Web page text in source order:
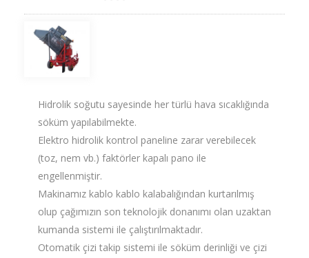
Hidrolik soğutu sayesinde her türlü hava sıcaklığında
söküm yapılabilmekte.
Elektro hidrolik kontrol paneline zarar verebilecek
(toz, nem vb.) faktörler kapalı pano ile
engellenmiştir.
Makinamız kablo kablo kalabalığından kurtarılmış
olup çağımızın son teknolojik donanımı olan uzaktan
kumanda sistemi ile çalıştırılmaktadır.
Otomatik çizi takip sistemi ile söküm derinliği ve çizi